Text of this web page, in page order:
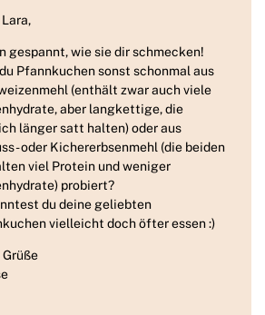
gespannt, wie sie dir schmecken!
Pfannkuchen sonst schonmal aus
(enthält zwar auch viele
aber langkettige, die
länger satt halten) oder aus
oder Kichererbsenmehl (die beiden
viel Protein und weniger
probiert?
du deine geliebten
vielleicht doch öfter essen :)